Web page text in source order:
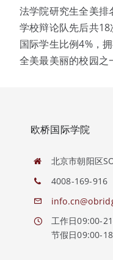
法学院研究生全美排
学校辩论队先后共
国际学生比例4%，
全美最美丽的校园之
欧桥国际学院
北京市朝阳区
4008-169-916
工作日09:00-
节假日09:00-